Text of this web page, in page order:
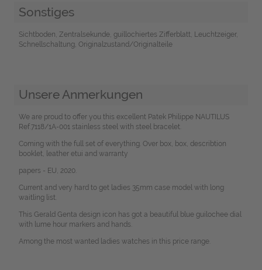
Sonstiges
Sichtboden, Zentralsekunde, guillochiertes Zifferblatt, Leuchtzeiger,
Schnellschaltung, Originalzustand/Originalteile
Unsere Anmerkungen
We are proud to offer you this excellent Patek Philippe NAUTILUS
Ref.7118/1A-001 stainless steel with steel bracelet.
Coming with the full set of everything. Over box, box, describtion
booklet, leather etui and warranty
papers - EU, 2020.
Current and very hard to get ladies 35mm case model with long
waitling list.
This Gerald Genta design icon has got a beautiful blue guilochee dial
with lume hour markers and hands.
Among the most wanted ladies watches in this price range.